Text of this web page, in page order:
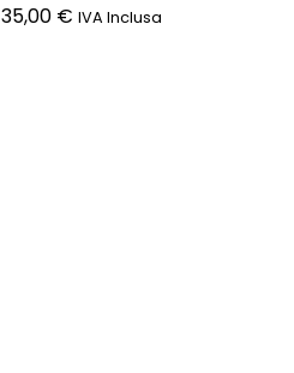
35,00 € IVA Inclusa
35,00 €